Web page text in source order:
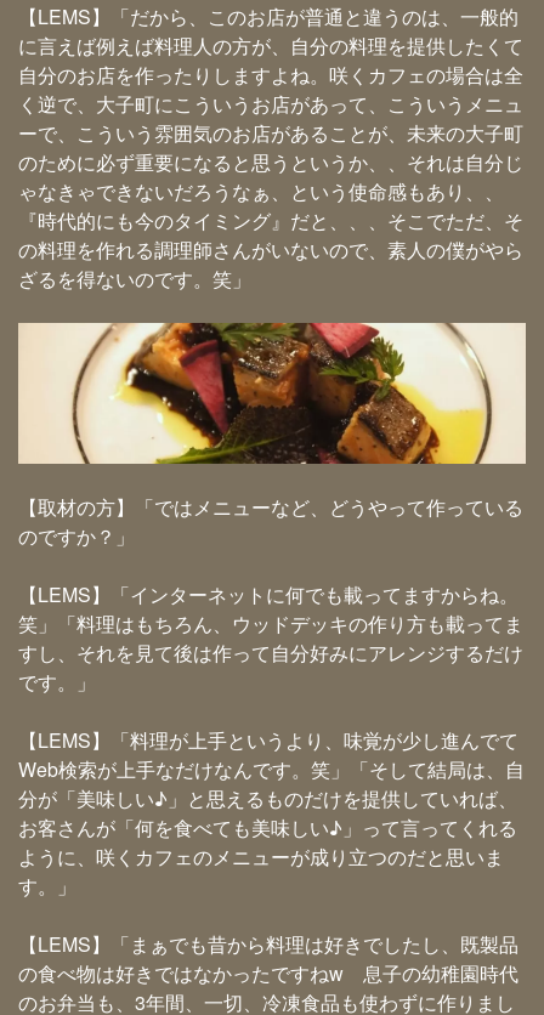
【LEMS】「だから、このお店が普通と違うのは、一般的
に言えば例えば料理人の方が、自分の料理を提供したくて
自分のお店を作ったりしますよね。咲くカフェの場合は全
く逆で、大子町にこういうお店があって、こういうメニュ
ーで、こういう雰囲気のお店があることが、未来の大子町
のために必ず重要になると思うというか、、それは自分じ
ゃなきゃできないだろうなぁ、という使命感もあり、、
『時代的にも今のタイミング』だと、、、そこでただ、そ
の料理を作れる調理師さんがいないので、素人の僕がやら
ざるを得ないのです。笑」
【取材の方】「ではメニューなど、どうやって作っている
のですか？」
【LEMS】「インターネットに何でも載ってますからね。
笑」「料理はもちろん、ウッドデッキの作り方も載ってま
すし、それを見て後は作って自分好みにアレンジするだけ
です。」
【LEMS】「料理が上手というより、味覚が少し進んでて
Web検索が上手なだけなんです。笑」「そして結局は、自
分が「美味しい♪」と思えるものだけを提供していれば、
お客さんが「何を食べても美味しい♪」って言ってくれる
ように、咲くカフェのメニューが成り立つのだと思いま
す。」
【LEMS】「まぁでも昔から料理は好きでしたし、既製品
の食べ物は好きではなかったですねw 息子の幼稚園時代
のお弁当も、3年間、一切、冷凍食品も使わずに作りまし